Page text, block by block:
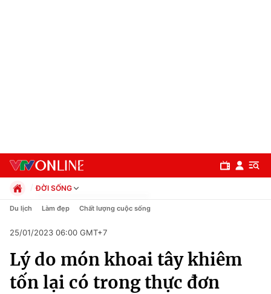
Chuyên mục
Chính trị
ĐỜI SỐNG
Chính trị
Pháp luật
Kinh tế
Thể thao
Truyền hình
Du lịch Làm đẹp Chất lượng cuộc sống
25/01/2023 06:00 GMT+7
Lý do món khoai tây khiêm
tốn lại có trong thực đơn